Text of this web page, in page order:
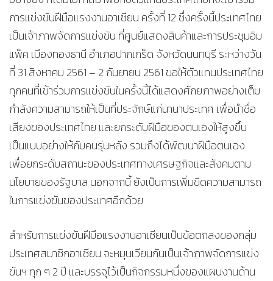
การแข่งขันฝีมือแรงงานอาเซียน ครั้งที่ 12 ซึ่งครั้งนี้ประเทศไทย
เป็นเจ้าภาพจัดการแข่งขัน ที่ศูนย์แสดงสินค้าและการประชุมอิม
แพ็ค เมืองทองธานี อำเภอปากเกร็ด จังหวัดนนทบุรี ระหว่างวัน
ที่ 31 สิงหาคม 2561 – 2 กันยายน 2561 ขอให้ตัวแทนประเทศไทย
ทุกคนที่เข้าร่วมการแข่งขันในครั้งนี้ได้แสดงศักยภาพอย่างเต็ม
กำลังความสามารถให้เป็นที่ประจักษ์แก่นานาประเทศ เพื่อนำชื่อ
เสียงของประเทศไทย และยกระดับฝีมือของตนเองให้สูงขึ้น
เป็นแบบอย่างให้กับคนรุ่นหลัง รวมถึงได้พัฒนาฝีมือตนเอง
เพื่อยกระดับสถานะของประเทศทางเศรษฐกิจและสังคมตาม
นโยบายของรัฐบาล นอกจากนี้ ยังเป็นการเพิ่มขีดความสามารถ
ในการแข่งขันของประเทศอีกด้วย
สำหรับการแข่งขันฝีมือแรงงานอาเซียนเป็นข้อตกลงของกลุ่ม
ประเทศสมาชิกอาเซียน จะหมุนเวียนกันเป็นเจ้าภาพจัดการแข่ง
ขันฯ ทุก ๆ 2 ปี และบรรจุไว้เป็นกิจกรรมหนึ่งของแผนงานด้าน